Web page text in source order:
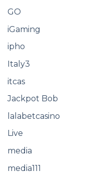
GO
iGaming
ipho
Italy3
itcas
Jackpot Bob
lalabetcasino
Live
media
media111